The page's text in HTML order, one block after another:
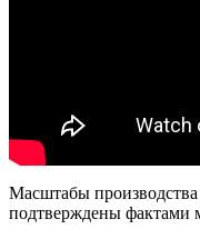
Масштабы
подтверждены фактами